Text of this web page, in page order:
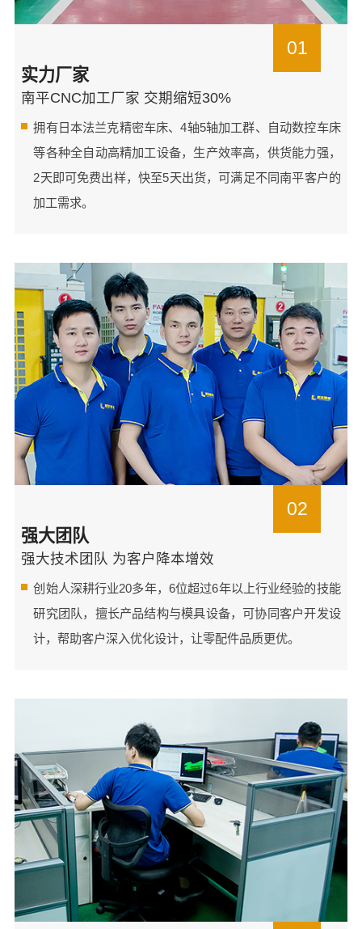
01
实力厂家
南平CNC加工厂家 交期缩短30%
拥有日本法兰克精密车床、4轴5轴加工群、自动数控车床
等各种全自动高精加工设备，生产效率高，供货能力强，
2天即可免费出样，快至5天出货，可满足不同南平客户的
加工需求。
02
强大团队
强大技术团队 为客户降本增效
创始人深耕行业20多年，6位超过6年以上行业经验的技能
研究团队，擅长产品结构与模具设备，可协同客户开发设
计，帮助客户深入优化设计，让零配件品质更优。